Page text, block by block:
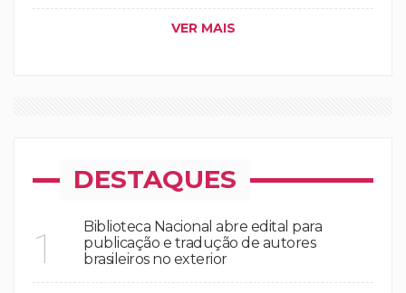
VER MAIS
DESTAQUES
1
Biblioteca Nacional abre edital para
publicação e tradução de autores
brasileiros no exterior